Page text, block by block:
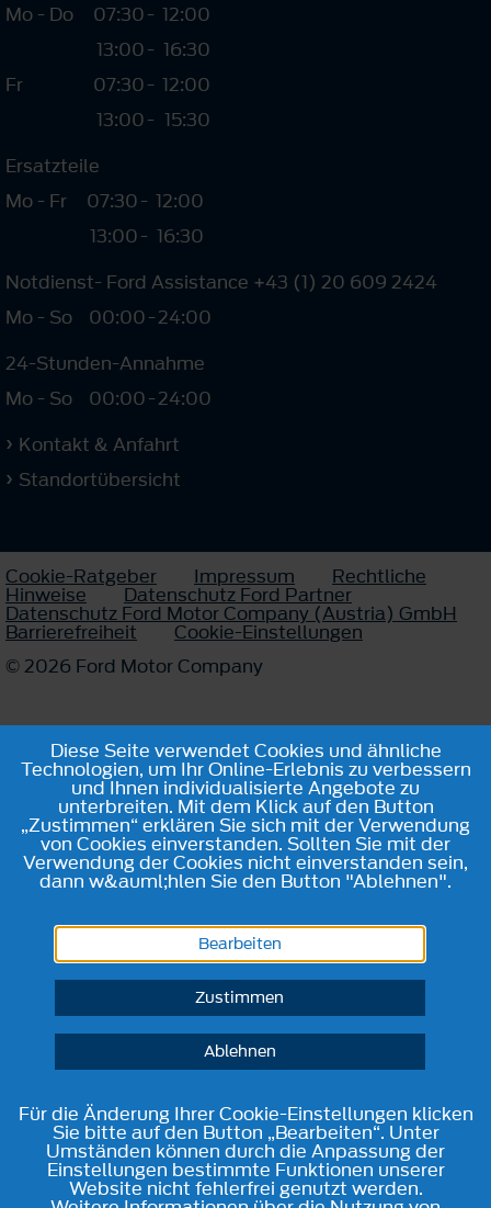
Mo - Do
07:30
13:00
-
-
12:00
16:30
Fr
07:30
13:00
-
-
12:00
15:30
Ersatzteile
Mo - Fr
07:30
13:00
-
-
12:00
16:30
Notdienst- Ford Assistance +43 (1) 20 609 2424
Mo - So
00:00-24:00
24-Stunden-Annahme
Mo - So
00:00-24:00
Kontakt & Anfahrt
Standortübersicht
Cookie-Ratgeber Impressum Rechtliche
Hinweise Datenschutz Ford Partner
Datenschutz Ford Motor Company (Austria) GmbH
Barrierefreiheit
Cookie-Einstellungen
© 2026 Ford Motor Company
Diese Seite verwendet Cookies und ähnliche
Technologien, um Ihr Online-Erlebnis zu verbessern
und Ihnen individualisierte Angebote zu
unterbreiten. Mit dem Klick auf den Button
„Zustimmen“ erklären Sie sich mit der Verwendung
von Cookies einverstanden. Sollten Sie mit der
Verwendung der Cookies nicht einverstanden sein,
dann w&auml;hlen Sie den Button "Ablehnen".
Bearbeiten
Zustimmen
Ablehnen
Für die Änderung Ihrer Cookie-Einstellungen klicken
Sie bitte auf den Button „Bearbeiten“. Unter
Umständen können durch die Anpassung der
Einstellungen bestimmte Funktionen unserer
Website nicht fehlerfrei genutzt werden.